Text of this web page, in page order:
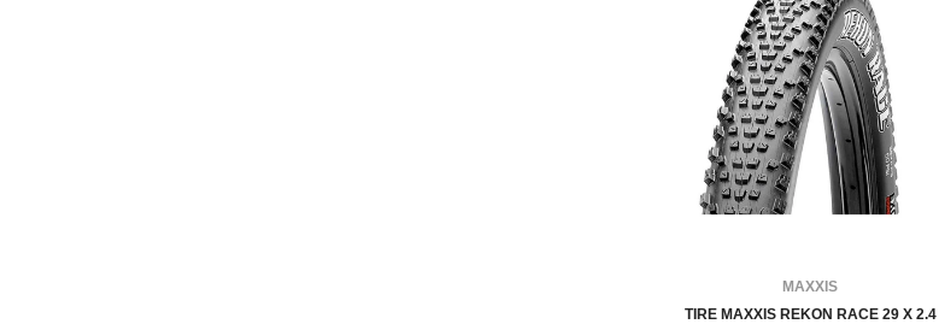
MAXXIS
TIRE MAXXIS REKON RACE 29 X 2.4